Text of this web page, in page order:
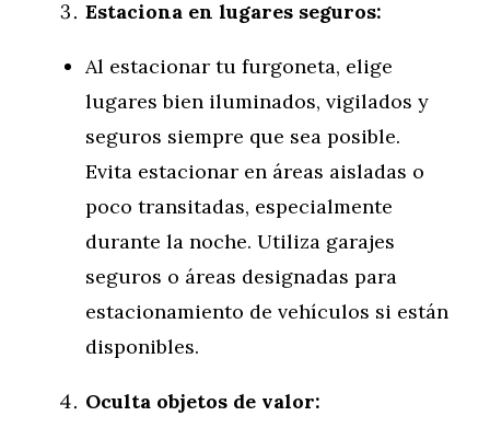
Estaciona en lugares seguros:
Al estacionar tu furgoneta, elige
lugares bien iluminados, vigilados y
seguros siempre que sea posible.
Evita estacionar en áreas aisladas o
poco transitadas, especialmente
durante la noche. Utiliza garajes
seguros o áreas designadas para
estacionamiento de vehículos si están
disponibles.
Oculta objetos de valor: